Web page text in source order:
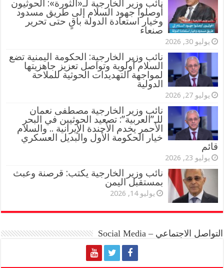
‏نائب وزير الخارجية لـ«الثورة»: الحوثيون
أوصلوا جهود السلام إلى طريق مسدود
وخيار استعادة الدولة باقٍ حتى تحرير
صنعاء
يوليو 30, 2026
نائب وزير الخارجية: الحكومة اليمنية تضع
السلام أولوية وتواصل تعزيز جاهزيتها
لمواجهة التهديدات الحوثية للملاحة
الدولية
يوليو 27, 2026
نائب وزير الخارجية مصطفى نعمان
للـ”العربية”: تصعيد الحوثيين في البحر
الأحمر يخدم الأجندة الإيرانية .. والسلام
خيار الحكومة الأول والبديل العسكري
قائم
يوليو 23, 2026
نائب وزير الخارجية يكتب: قرصنة وعبث
بمستقبل اليمن
يوليو 14, 2026
التواصل الاجتماعي – Social Media